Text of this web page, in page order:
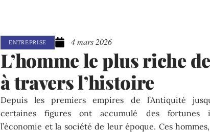
ENTREPRISE 4 mars 2026
L’homme le plus riche
à travers l’histoire
Depuis les premiers empires de l’Antiquité
certaines figures ont accumulé des fortunes
l’économie et la société de leur époque. Ces